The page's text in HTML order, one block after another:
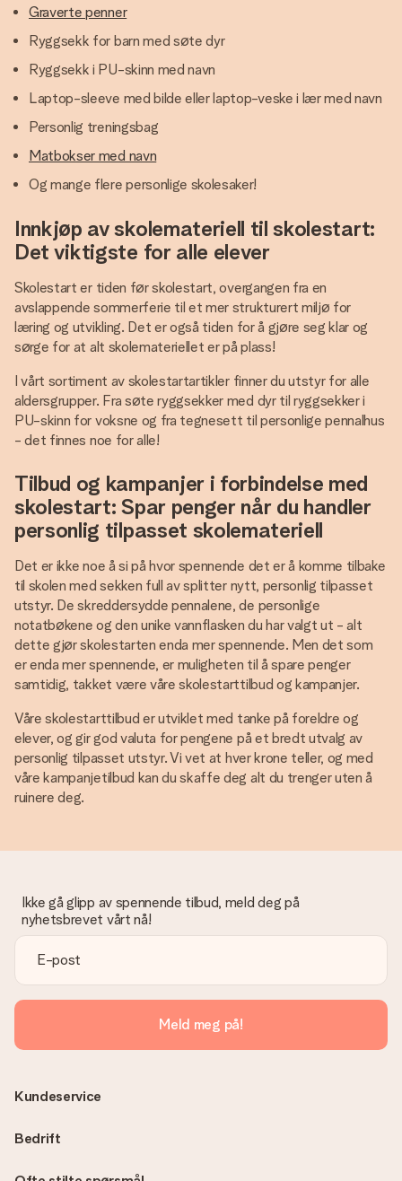
Graverte penner
Ryggsekk for barn med søte dyr
Ryggsekk i PU-skinn med navn
Laptop-sleeve med bilde eller laptop-veske i lær med navn
Personlig treningsbag
Matbokser med navn
Og mange flere personlige skolesaker!
Innkjøp av skolemateriell til skolestart:
Det viktigste for alle elever
Skolestart er tiden før skolestart, overgangen fra en
avslappende sommerferie til et mer strukturert miljø for
læring og utvikling. Det er også tiden for å gjøre seg klar og
sørge for at alt skolemateriellet er på plass!
I vårt sortiment av skolestartartikler finner du utstyr for alle
aldersgrupper. Fra søte ryggsekker med dyr til ryggsekker i
PU-skinn for voksne og fra tegnesett til personlige pennalhus
- det finnes noe for alle!
Tilbud og kampanjer i forbindelse med
skolestart: Spar penger når du handler
personlig tilpasset skolemateriell
Det er ikke noe å si på hvor spennende det er å komme tilbake
til skolen med sekken full av splitter nytt, personlig tilpasset
utstyr. De skreddersydde pennalene, de personlige
notatbøkene og den unike vannflasken du har valgt ut - alt
dette gjør skolestarten enda mer spennende. Men det som
er enda mer spennende, er muligheten til å spare penger
samtidig, takket være våre skolestarttilbud og kampanjer.
Våre skolestarttilbud er utviklet med tanke på foreldre og
elever, og gir god valuta for pengene på et bredt utvalg av
personlig tilpasset utstyr. Vi vet at hver krone teller, og med
våre kampanjetilbud kan du skaffe deg alt du trenger uten å
ruinere deg.
Ikke gå glipp av spennende tilbud, meld deg på
nyhetsbrevet vårt nå!
Meld meg på!
Kundeservice
Bedrift